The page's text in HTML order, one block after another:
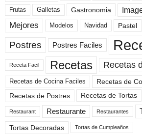
Frutas Galletas Gastronomia
Mejores Modelos Navidad Pastel
Postres Postres Faciles
Receta Facil Recetas Recetas
Recetas de Cocina Faciles
Recetas de
Recetas de Postres
Recetas de Tortas
Restaurant Restaurante Restaurantes
Tortas Decoradas Tortas de Cumpleaños